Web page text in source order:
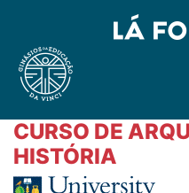
CURSO DE
HISTÓRIA